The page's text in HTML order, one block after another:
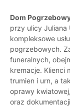
Dom
przy ulicy Juliana
kompleksowe
pogrzebowych.
funeralnych,
kremacje. Klienci
trumien i urn, a
oprawy
oraz